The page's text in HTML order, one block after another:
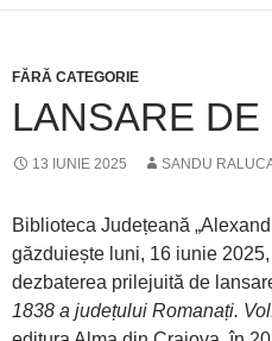
FĂRĂ CATEGORIE
LANSARE DE
13 IUNIE 2025 SANDU
Biblioteca Județeană
găzduiește luni, 16 iunie
dezbaterea prilejuită de
1838 a județului Romanați.